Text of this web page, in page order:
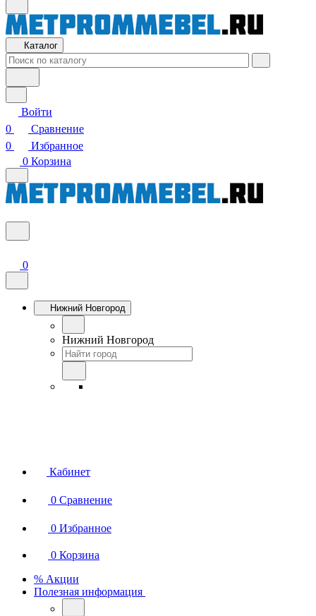
Каталог
Войти
0
Сравнение
0
Избранное
0 Корзина
0
Нижний Новгород
Нижний Новгород
Кабинет
0 Сравнение
0 Избранное
0 Корзина
% Акции
Полезная информация